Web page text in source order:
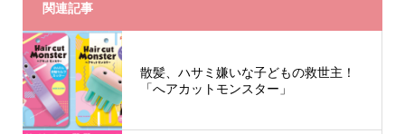
関連記事
散髪、ハサミ嫌いな子どもの救世主！
「へアカットモンスター」